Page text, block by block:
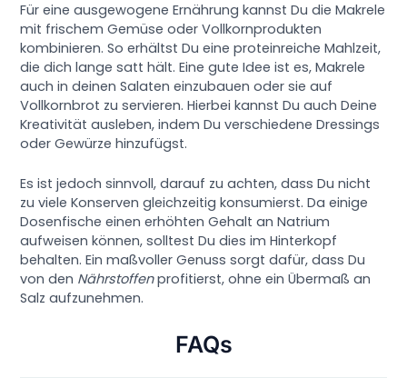
Für eine ausgewogene Ernährung kannst Du die Makrele
mit frischem Gemüse oder Vollkornprodukten
kombinieren. So erhältst Du eine proteinreiche Mahlzeit,
die dich lange satt hält. Eine gute Idee ist es, Makrele
auch in deinen Salaten einzubauen oder sie auf
Vollkornbrot zu servieren. Hierbei kannst Du auch Deine
Kreativität ausleben, indem Du verschiedene Dressings
oder Gewürze hinzufügst.
Es ist jedoch sinnvoll, darauf zu achten, dass Du nicht
zu viele Konserven gleichzeitig konsumierst. Da einige
Dosenfische einen erhöhten Gehalt an Natrium
aufweisen können, solltest Du dies im Hinterkopf
behalten. Ein maßvoller Genuss sorgt dafür, dass Du
von den Nährstoffenprofitierst, ohne ein Übermaß an
Salz aufzunehmen.
FAQs